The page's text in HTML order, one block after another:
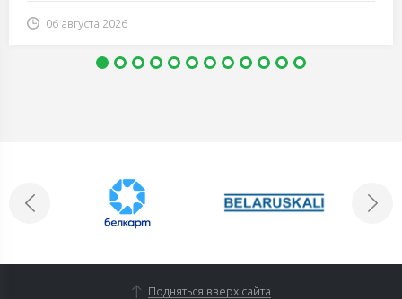
06 августа 2026
Подняться вверх сайта